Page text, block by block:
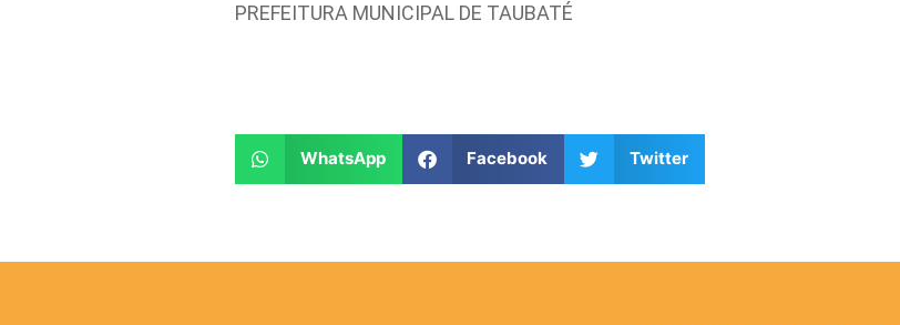
PREFEITURA MUNICIPAL DE TAUBATÉ
WhatsApp Facebook Twitter